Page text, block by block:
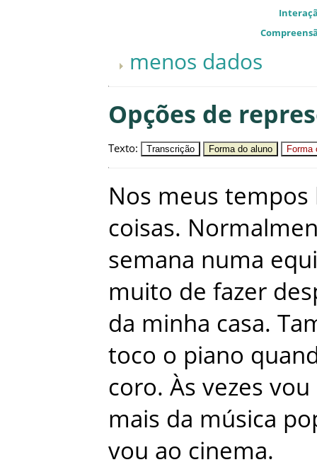
menos dados
Opções de
Texto: Transcrição Forma do aluno Forma
Nos meus tempos
coisas.
semana numa
muito de fazer
da minha casa.
toco o piano
coro. Às vezes vou
mais da música
vou ao cinema.